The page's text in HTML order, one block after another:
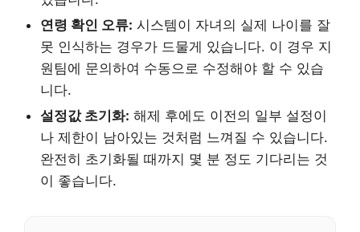
연령 확인 오류: 시스템이 자녀의 실제 나이를 잘
못 인식하는 경우가 드물게 있습니다. 이 경우 지
원팀에 문의하여 수동으로 수정해야 할 수 있습
니다.
설정값 초기화: 해제 후에도 이전의 일부 설정이
나 제한이 남아있는 것처럼 느껴질 수 있습니다.
완전히 초기화될 때까지 몇 분 정도 기다리는 것
이 좋습니다.